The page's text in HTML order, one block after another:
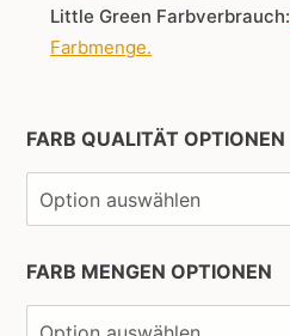
Little Green Farbverbrauch:
Farbmenge.
FARB QUALITÄT OPTIONEN
FARB MENGEN OPTIONEN